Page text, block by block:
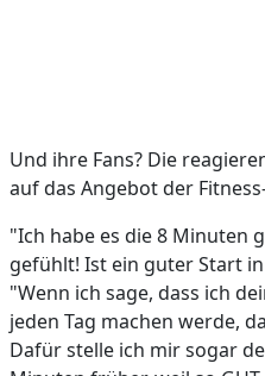
Und ihre Fans? Die
auf das Angebot der
"Ich habe es die 8 Minuten
gefühlt! Ist ein guter Start
"Wenn ich sage, dass ich
jeden Tag machen werde,
Dafür stelle ich mir sogar